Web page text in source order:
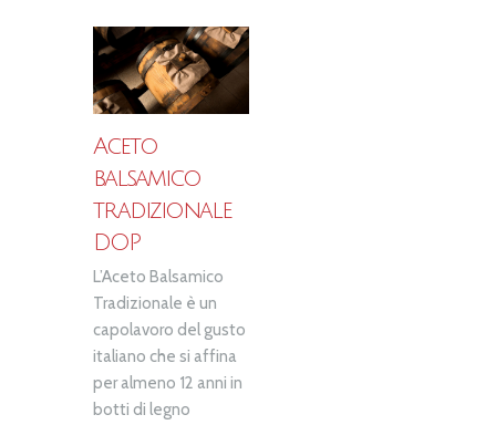
Aceto
balsamico
tradizionale
DOP
L’Aceto Balsamico
Tradizionale è un
capolavoro del gusto
italiano che si affina
per almeno 12 anni in
botti di legno